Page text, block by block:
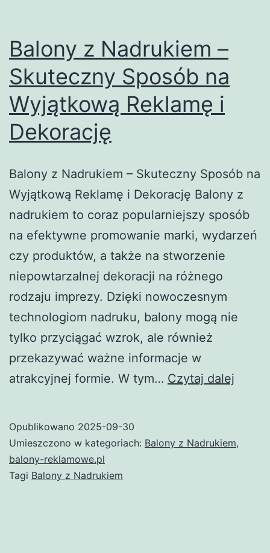
Balony z Nadrukiem –
Skuteczny Sposób na
Wyjątkową Reklamę i
Dekorację
Balony z Nadrukiem – Skuteczny Sposób na
Wyjątkową Reklamę i Dekorację Balony z
nadrukiem to coraz popularniejszy sposób
na efektywne promowanie marki, wydarzeń
czy produktów, a także na stworzenie
niepowtarzalnej dekoracji na różnego
rodzaju imprezy. Dzięki nowoczesnym
technologiom nadruku, balony mogą nie
tylko przyciągać wzrok, ale również
przekazywać ważne informacje w
atrakcyjnej formie. W tym… Czytaj dalej
–
Opublikowano 2025-09-30
Umieszczono w kategoriach: Balony z Nadrukiem,
balony-reklamowe.pl
Tagi Balony z Nadrukiem